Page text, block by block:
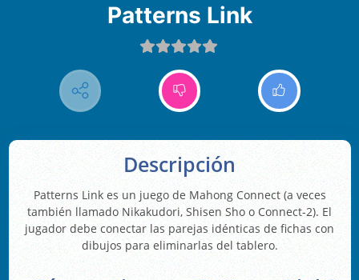
Patterns Link
Descripción
Patterns Link es un juego de Mahong Connect (a veces
también llamado Nikakudori, Shisen Sho o Connect-2). El
jugador debe conectar las parejas idénticas de fichas con
dibujos para eliminarlas del tablero.